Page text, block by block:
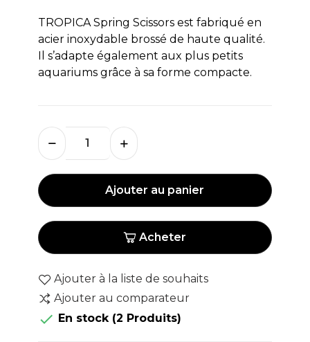
TROPICA Spring Scissors est fabriqué en
acier inoxydable brossé de haute qualité.
Il s’adapte également aux plus petits
aquariums grâce à sa forme compacte.
Ajouter au panier
Acheter
Ajouter à la liste de souhaits
Ajouter au comparateur
 En stock (2 Produits)